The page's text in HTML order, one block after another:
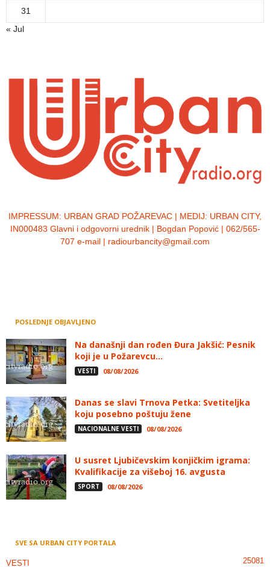
31
« Jul
IMPRESSUM: URBAN GRAD POŽAREVAC | MEDIJ: URBAN CITY,
IN000483 Glavni i odgovorni urednik | Bogdan Popović | 062/565-
707 e-mail | radiourbancity@gmail.com
POSLEDNJE OBJAVLJENO
Na današnji dan rođen Đura Jakšić: Pesnik
koji je u Požarevcu...
VESTI 08/08/2026
Danas se slavi Trnova Petka: Svetiteljka
koju posebno poštuju žene
NACIONALNE VESTI 08/08/2026
U susret Ljubičevskim konjičkim igrama:
Kvalifikacije za višeboj 16. avgusta
SPORT 08/08/2026
SVE SA URBAN CITY PORTALA
VESTI 25081